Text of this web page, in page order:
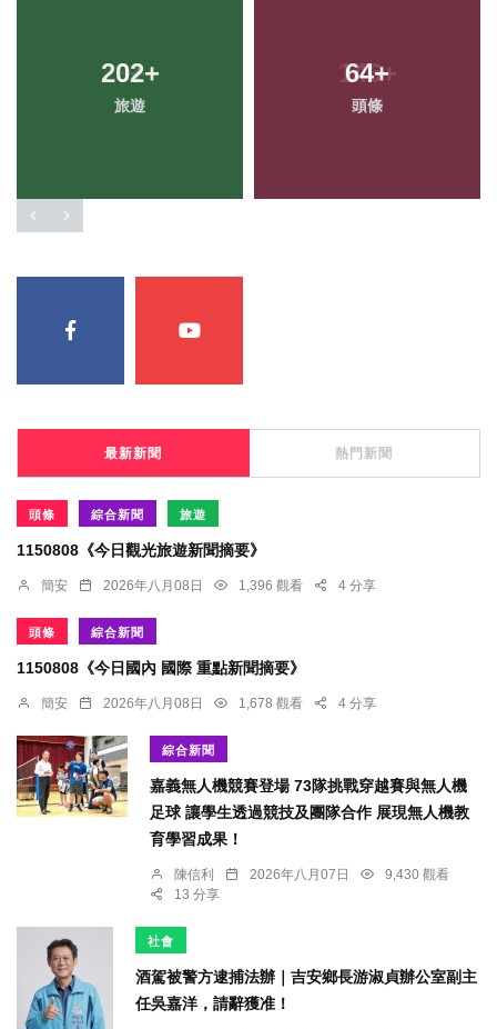
202+
旅遊
64+
頭條
最新新聞 熱門新聞
頭條 綜合新聞 旅遊
1150808《今日觀光旅遊新聞摘要》
簡安 2026年八月08日 1,396 觀看 4 分享
頭條 綜合新聞
1150808《今日國內 國際 重點新聞摘要》
簡安 2026年八月08日 1,678 觀看 4 分享
綜合新聞
嘉義無人機競賽登場 73隊挑戰穿越賽與無人機
足球 讓學生透過競技及團隊合作 展現無人機教
育學習成果！
陳信利 2026年八月07日
9,430 觀看
13 分享
社會
酒駕被警方逮捕法辦｜吉安鄉長游淑貞辦公室副主
任吳嘉洋，請辭獲准！